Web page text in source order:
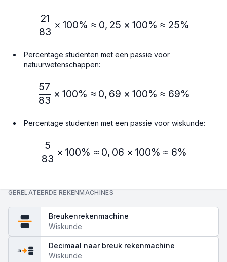
\frac{21}{83} × 100\% ≈
83
21
× 100% ≈ 0, 25 × 100% ≈ 25%
Percentage studenten met een passie voor
natuurwetenschappen:
\frac{57}{83} × 100\% ≈
83
57
× 100% ≈ 0, 69 × 100% ≈ 69%
Percentage studenten met een passie voor wiskunde:
\frac{5}{83} × 100\% ≈
83
5
× 100% ≈ 0, 06 × 100% ≈ 6%
GERELATEERDE REKENMACHINES
Breukenrekenmachine
Wiskunde
.5
Decimaal naar breuk rekenmachine
Wiskunde